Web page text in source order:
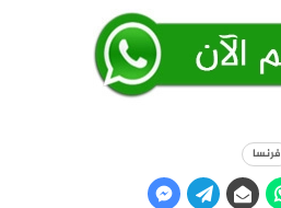
فرنسا